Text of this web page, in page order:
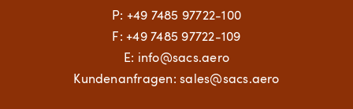
P: +49 7485 97722-100
F: +49 7485 97722-109
E: info@sacs.aero
Kundenanfragen: sales@sacs.aero